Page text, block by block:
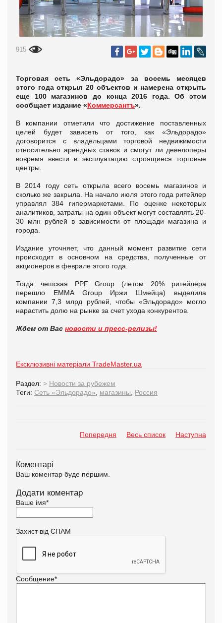
915
Торговая сеть «Эльдорадо» за восемь месяцев
этого года открыл 20 объектов и намерена открыть
еще 100 магазинов до конца 2016 года. Об этом
сообщает издание «Коммерсантъ».
В компании отметили что достижение поставленных
целей будет зависеть от того, как «Эльдорадо»
договорится с владельцами торговой недвижимости
относительно арендных ставок и смогут ли девелоперы
вовремя ввести в эксплуатацию строящиеся торговые
центры.
В 2014 году сеть открыла всего восемь магазинов и
сколько же закрыла. На начало июля этого года ритейлер
управлял 384 гипермаркетами. По оценке некоторых
аналитиков, затраты на один объект могут составлять 20-
30 млн рублей в зависимости от площади магазина и
города.
Издание уточняет, что данный момент развитие сети
происходит в основном на средства, полученные от
акционеров в феврале этого года.
Тогда чешская PPF Group (летом 20% ритейлера
перешло EMMA Group Иржи Шмейца) выделила
компании 7,3 млрд рублей, чтобы «Эльдорадо» могло
нарастить долю на рынке за счет ухода конкурентов.
Ждем от Вас новости и пресс-релизы!
Ексклюзивні матеріали TradeMaster.ua
Раздел: > Новости за рубежем
Теги: Сеть «Эльдорадо» магазины Россия
Попередня Весь список Наступна
Коментарі
Ваш коментар буде першим.
Додати коментар
Ваше імя*
Захист від СПАМ
Сообщение*